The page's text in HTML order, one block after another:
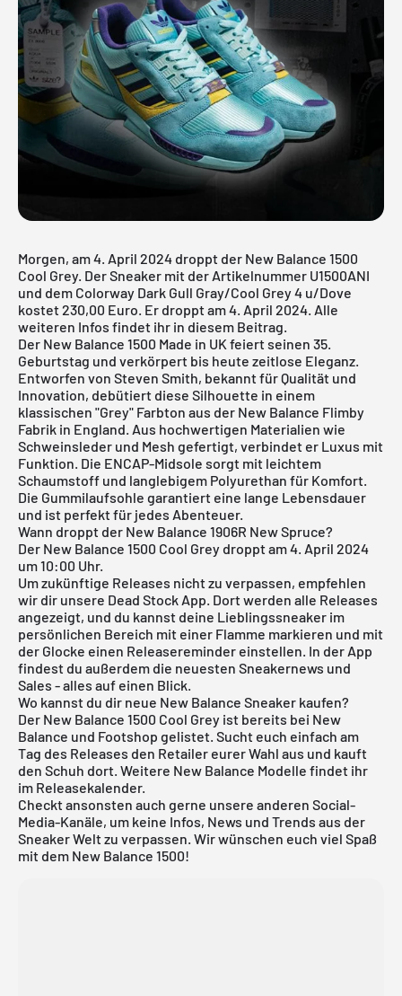
Morgen, am 4. April 2024 droppt der New Balance 1500
Cool Grey. Der Sneaker mit der Artikelnummer U1500ANI
und dem Colorway Dark Gull Gray/Cool Grey 4 u/Dove
kostet 230,00 Euro. Er droppt am 4. April 2024. Alle
weiteren Infos findet ihr in diesem Beitrag.
Der New Balance 1500 Made in UK feiert seinen 35.
Geburtstag und verkörpert bis heute zeitlose Eleganz.
Entworfen von Steven Smith, bekannt für Qualität und
Innovation, debütiert diese Silhouette in einem
klassischen "Grey" Farbton aus der New Balance Flimby
Fabrik in England. Aus hochwertigen Materialien wie
Schweinsleder und Mesh gefertigt, verbindet er Luxus mit
Funktion. Die ENCAP-Midsole sorgt mit leichtem
Schaumstoff und langlebigem Polyurethan für Komfort.
Die Gummilaufsohle garantiert eine lange Lebensdauer
und ist perfekt für jedes Abenteuer.
Wann droppt der New Balance 1906R New Spruce?
Der New Balance 1500 Cool Grey droppt am 4. April 2024
um 10:00 Uhr.
Um zukünftige Releases nicht zu verpassen, empfehlen
wir dir unsere Dead Stock App. Dort werden alle Releases
angezeigt, und du kannst deine Lieblingssneaker im
persönlichen Bereich mit einer Flamme markieren und mit
der Glocke einen Releasereminder einstellen. In der App
findest du außerdem die neuesten Sneakernews und
Sales - alles auf einen Blick.
Wo kannst du dir neue New Balance Sneaker kaufen?
Der New Balance 1500 Cool Grey ist bereits bei New
Balance und Footshop gelistet. Sucht euch einfach am
Tag des Releases den Retailer eurer Wahl aus und kauft
den Schuh dort. Weitere New Balance Modelle findet ihr
im Releasekalender.
Checkt ansonsten auch gerne unsere anderen Social-
Media-Kanäle, um keine Infos, News und Trends aus der
Sneaker Welt zu verpassen. Wir wünschen euch viel Spaß
mit dem New Balance 1500!